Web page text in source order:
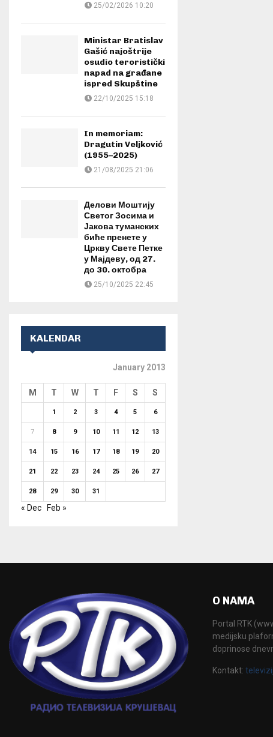
25/02/2026 10:20
Ministar Bratislav
Gašić najoštrije
osudio teroristički
napad na građane
ispred Skupštine
22/10/2025 15:18
In memoriam:
Dragutin Veljković
(1955–2025)
21/08/2025 21:06
Делови Моштију
Светог Зосима и
Јакова туманских
биће пренете у
Цркву Свете Петке
у Мајдеву, од 27.
до 30. октобра
25/10/2025 22:45
KALENDAR
January 2013
M T W T F S S
1 2 3 4 5 6
7 8 9 10 11 12 13
14 15 16 17 18 19 20
21 22 23 24 25 26 27
28 29 30 31
« Dec Feb »
O NAMA
Portal RTK
medijsku
doprinose
Kontakt: